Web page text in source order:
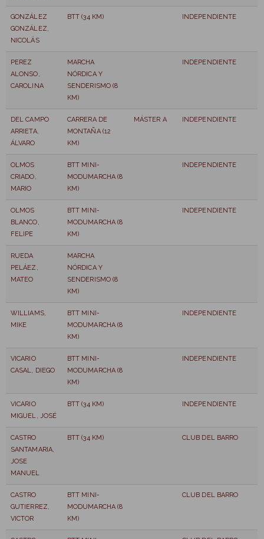
GONZÁLEZ
GONZÁLEZ,
NICOLÁS
BTT (34 KM) INDEPENDIENTE
PEREZ
ALONSO,
CAROLINA
MARCHA
NÓRDICA Y
SENDERISMO (8
KM)
INDEPENDIENTE
DEL CAMPO
ARRIETA,
ÁLVARO
CARRERA DE
MONTAÑA (12
KM)
MÁSTER A INDEPENDIENTE
OLMOS
CRIADO,
MARIO
BTT MINI-
MODUMARCHA (8
KM)
INDEPENDIENTE
OLMOS
BLANCO,
FELIPE
BTT MINI-
MODUMARCHA (8
KM)
INDEPENDIENTE
RUEDA
PELÁEZ,
MATEO
MARCHA
NÓRDICA Y
SENDERISMO (8
KM)
WILLIAMS,
MIKE
BTT MINI-
MODUMARCHA (8
KM)
INDEPENDIENTE
VICARIO
CASAL, DIEGO
BTT MINI-
MODUMARCHA (8
KM)
INDEPENDIENTE
VICARIO
MIGUEL, JOSÉ
BTT (34 KM) INDEPENDIENTE
CASTRO
SANTAMARIA,
JOSE
MANUEL
BTT (34 KM) CLUB DEL BARRO
CASTRO
GUTIERREZ,
VICTOR
BTT MINI-
MODUMARCHA (8
KM)
CLUB DEL BARRO